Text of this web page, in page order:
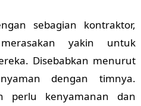
sebagian kontraktor,
yakin untuk
Disebabkan menurut
dengan timnya.
perlu kenyamanan dan